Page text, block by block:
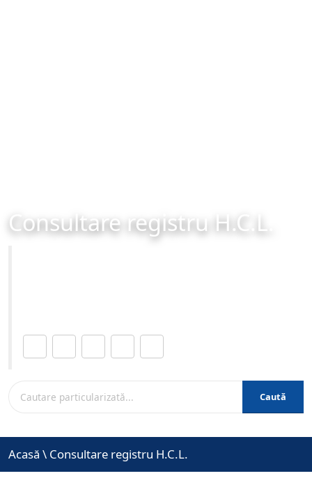
Consultare registru H.C.L.
Caută
Acasă \ Consultare registru H.C.L.